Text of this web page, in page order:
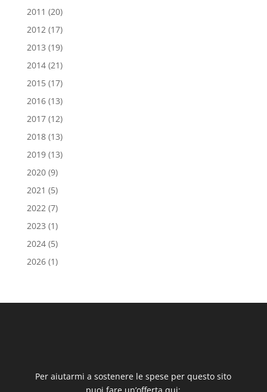
2011 (20)
2012(17)
2013 (19)
2014(21)
2015(17)
2016(13)
2017(12)
2018(13)
2019(13)
2020(9)
2021 (5)
2022(7)
2023 (1)
2024(5)
2026(1)
Per aiutarmi a sostenere le spese per questo sito